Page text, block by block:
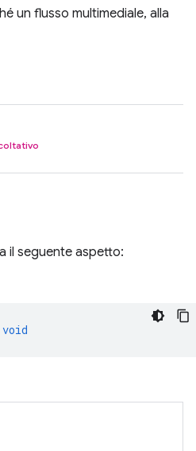
un flusso multimediale, alla
il seguente aspetto:
void